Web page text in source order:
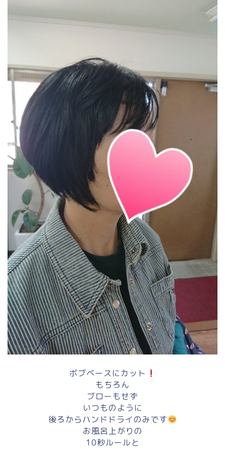
ボブベースにカット
もちろん
ブローもせず
いつものように
後ろからハンドドライのみです
お風呂上がりの
10秒ルールと